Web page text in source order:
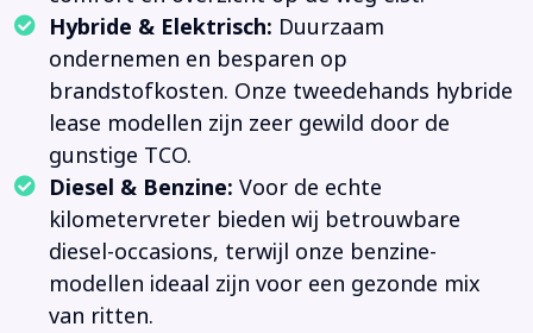
Hybride & Elektrisch: Duurzaam
ondernemen en besparen op
brandstofkosten. Onze tweedehands hybride
lease modellen zijn zeer gewild door de
gunstige TCO.
Diesel & Benzine: Voor de echte
kilometervreter bieden wij betrouwbare
diesel-occasions, terwijl onze benzine-
modellen ideaal zijn voor een gezonde mix
van ritten.